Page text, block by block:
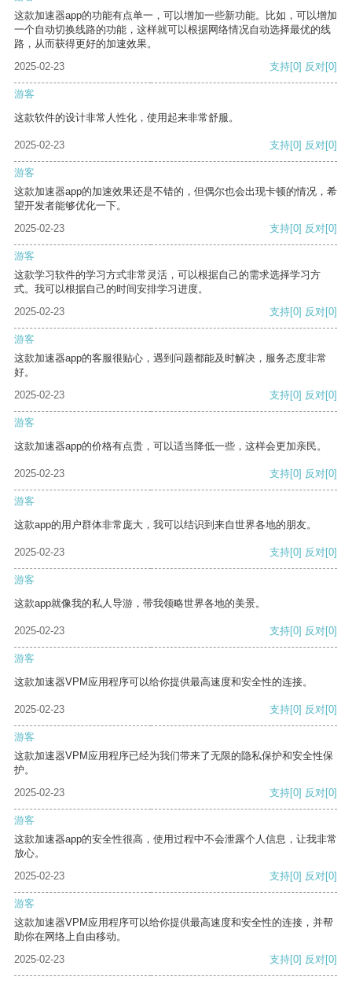
这款加速器app的功能有点单一，可以增加一些新功能。比如，可以增加
一个自动切换线路的功能，这样就可以根据网络情况自动选择最优的线
路，从而获得更好的加速效果。
2025-02-23
支持[0] 反对[0]
游客
这款软件的设计非常人性化，使用起来非常舒服。
2025-02-23 支持[0] 反对[0]
游客
这款加速器app的加速效果还是不错的，但偶尔也会出现卡顿的情况，希
望开发者能够优化一下。
2025-02-23
支持[0] 反对[0]
游客
这款学习软件的学习方式非常灵活，可以根据自己的需求选择学习方
式。我可以根据自己的时间安排学习进度。
2025-02-23
支持[0] 反对[0]
游客
这款加速器app的客服很贴心，遇到问题都能及时解决，服务态度非常
好。
2025-02-23
支持[0] 反对[0]
游客
这款加速器app的价格有点贵，可以适当降低一些，这样会更加亲民。
2025-02-23 支持[0] 反对[0]
游客
这款app的用户群体非常庞大，我可以结识到来自世界各地的朋友。
2025-02-23 支持[0] 反对[0]
游客
这款app就像我的私人导游，带我领略世界各地的美景。
2025-02-23 支持[0] 反对[0]
游客
这款加速器VPM应用程序可以给你提供最高速度和安全性的连接。
2025-02-23 支持[0] 反对[0]
游客
这款加速器VPM应用程序已经为我们带来了无限的隐私保护和安全性保
护。
2025-02-23
支持[0] 反对[0]
游客
这款加速器app的安全性很高，使用过程中不会泄露个人信息，让我非常
放心。
2025-02-23
支持[0] 反对[0]
游客
这款加速器VPM应用程序可以给你提供最高速度和安全性的连接，并帮
助你在网络上自由移动。
2025-02-23
支持[0] 反对[0]